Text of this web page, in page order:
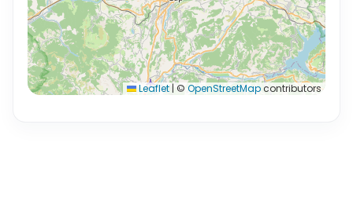
Leaflet | © OpenStreetMapcontributors